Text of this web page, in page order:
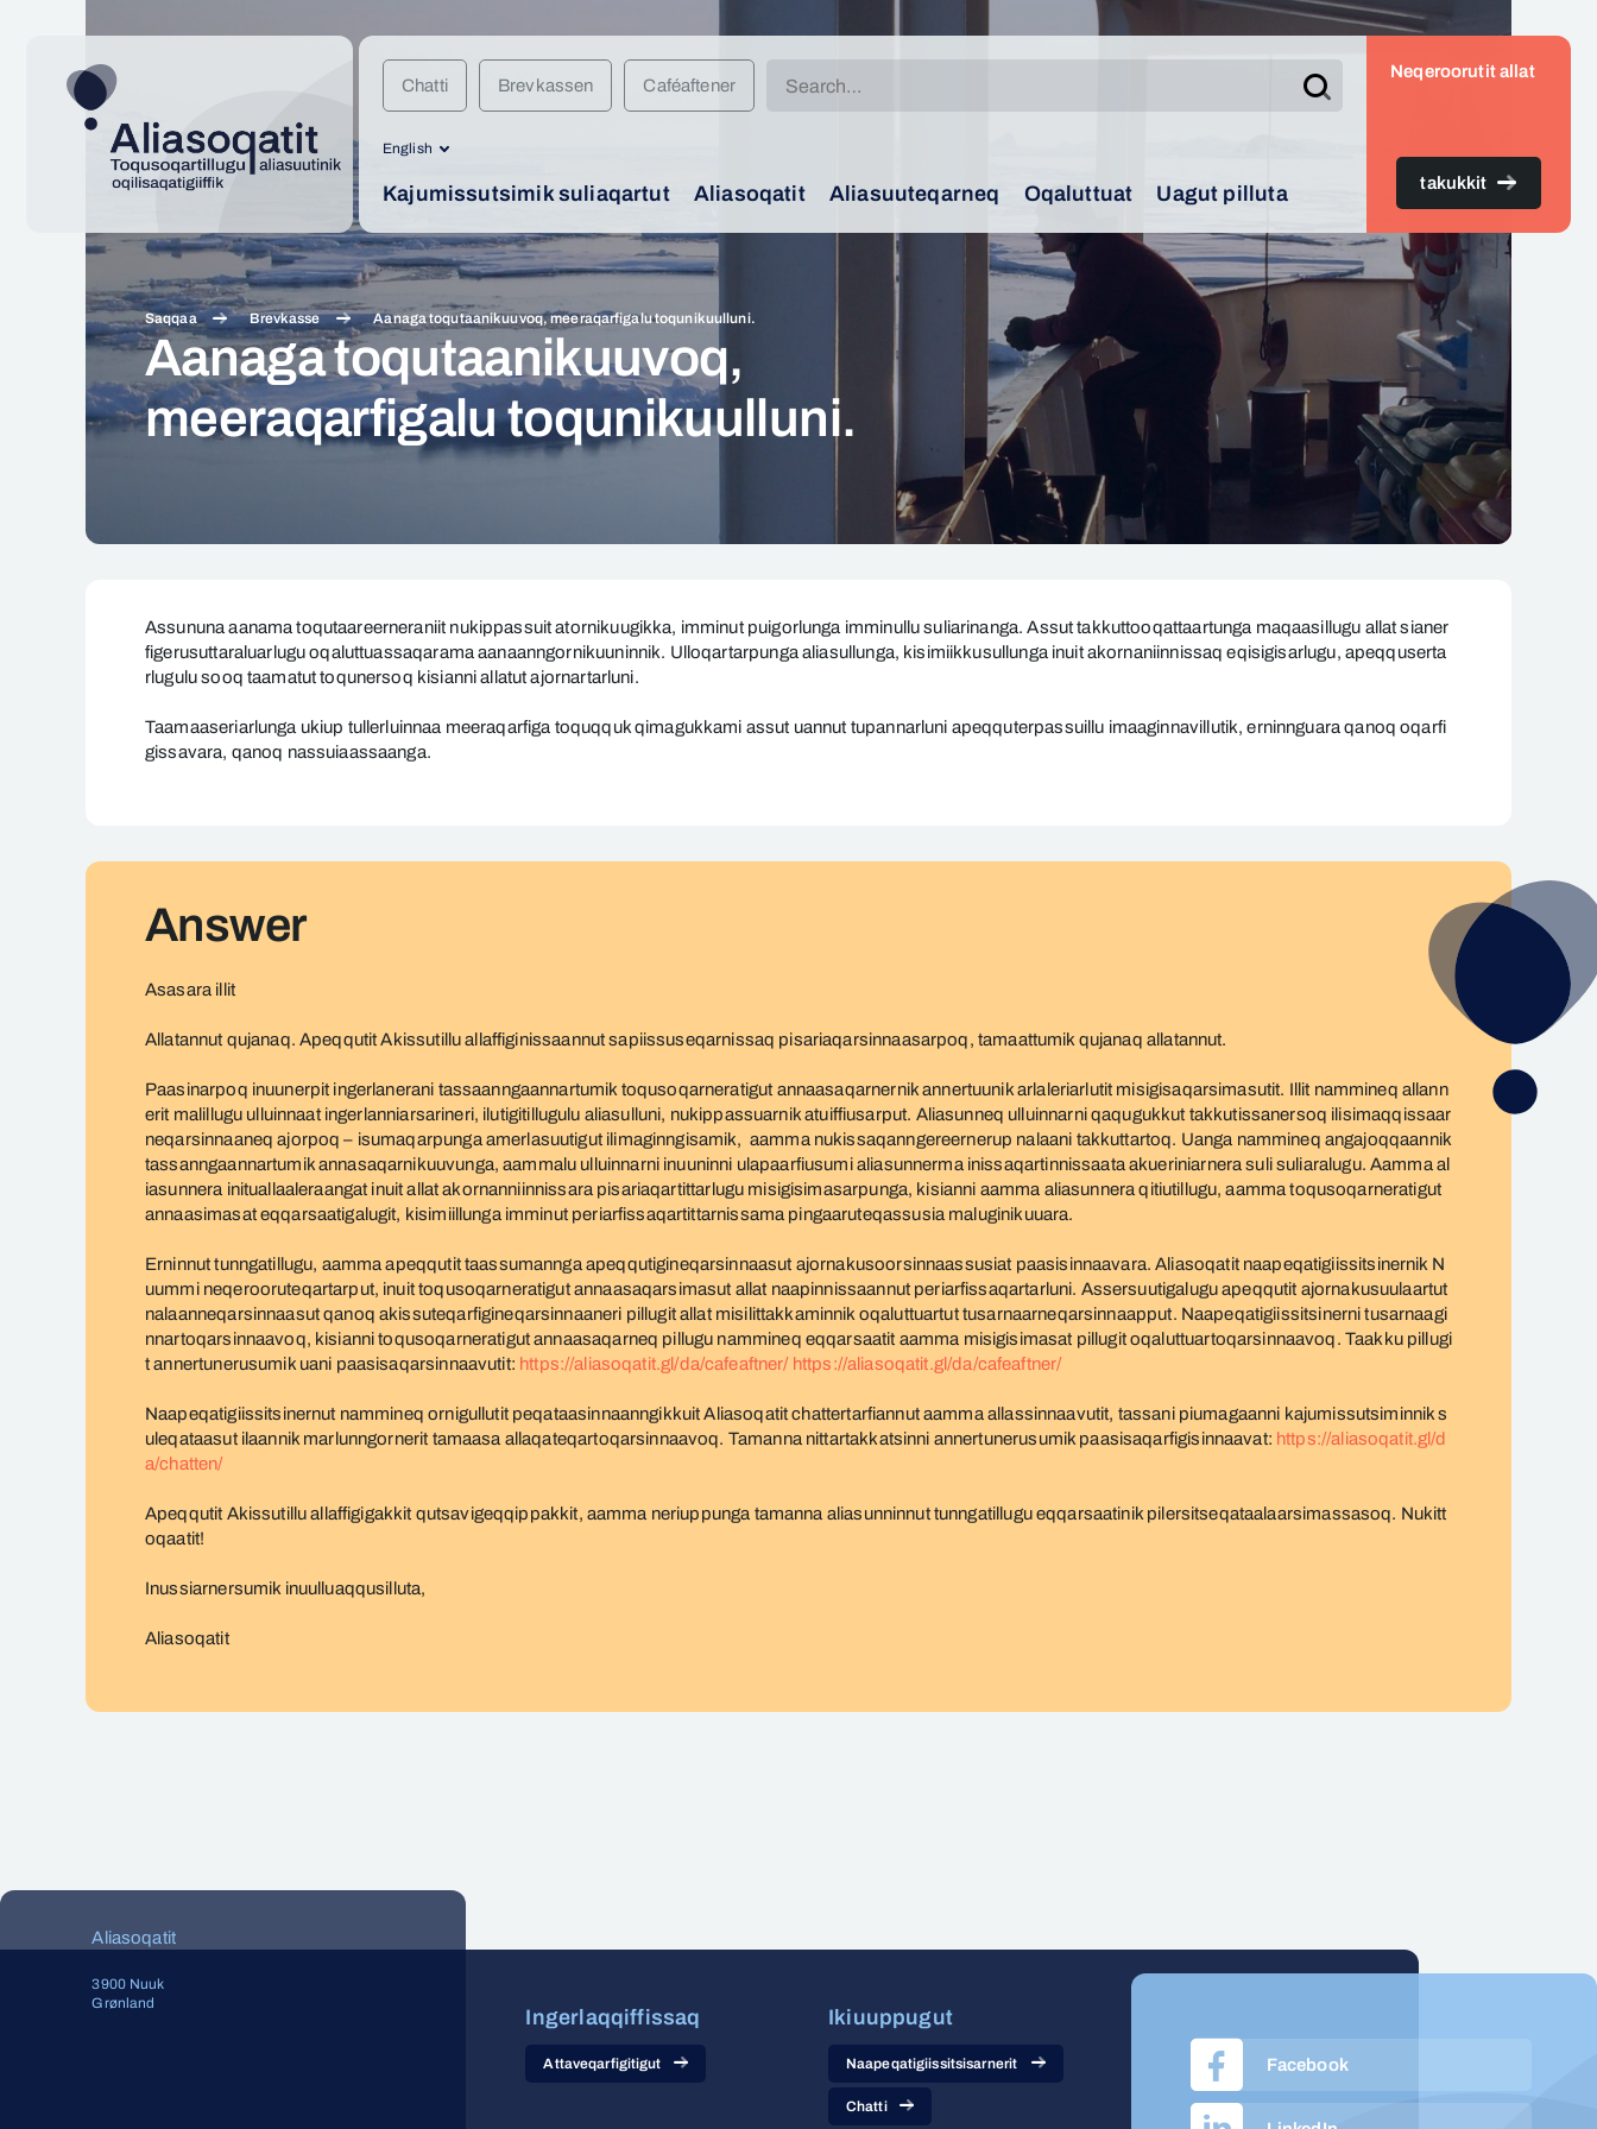
Chatti Brevkassen Caféaftener Search
English
Kajumissutsimik suliaqartut Aliasoqatit Aliasuuteqarneq Oqaluttuat Uagut pilluta
Neqeroorutit allat
takukkit
Saqqaa Brevkasse Aanaga toqutaanikuuvoq, meeraqarfigalu toqunikuulluni.
Aanaga toqutaanikuuvoq,
meeraqarfigalu toqunikuulluni.
toqutaanikuuvoq,
meeraqarfigalu
toqunikuulluni.
Assununa aanama toqutaareerneraniit nukippassuit atornikuugikka, imminut puigorlunga imminullu suliarinanga. Assut takkuttooqattaartunga maqaasillugu allat sianer
figerusuttaraluarlugu oqaluttuassaqarama aanaanngornikuuninnik. Ulloqartarpunga aliasullunga, kisimiikkusullunga inuit akornaniinnissaq eqisigisarlugu, apeqquserta
rlugulu sooq taamatut toqunersoq kisianni allatut ajornartarluni.
Taamaaseriarlunga ukiup tullerluinnaa meeraqarfiga toquqquk qimagukkami assut uannut tupannarluni apeqquterpassuillu imaaginnavillutik, erninnguara qanoq oqarfi
gissavara, qanoq nassuiaassaanga.
Answer
Asasara illit
Allatannut qujanaq. Apeqqutit Akissutillu allaffiginissaannut sapiissuseqarnissaq pisariaqarsinnaasarpoq, tamaattumik qujanaq allatannut.
Paasinarpoq inuunerpit ingerlanerani tassaanngaannartumik toqusoqarneratigut annaasaqarnernik annertuunik arlaleriarlutit misigisaqarsimasutit. Illit nammineq allann
erit malillugu ulluinnaat ingerlanniarsarineri, ilutigitillugulu aliasulluni, nukippassuarnik atuiffiusarput. Aliasunneq ulluinnarni qaqugukkut takkutissanersoq ilisimaqqissaar
neqarsinnaaneq ajorpoq – isumaqarpunga amerlasuutigut ilimaginngisamik, aamma nukissaqanngereernerup nalaani takkuttartoq. Uanga nammineq angajoqqaannik
tassanngaannartumik annasaqarnikuuvunga, aammalu ulluinnarni inuuninni ulapaarfiusumi aliasunnerma inissaqartinnissaata akueriniarnera suli suliaralugu. Aamma al
iasunnera inituallaaleraangat inuit allat akornanniinnissara pisariaqartittarlugu misigisimasarpunga, kisianni aamma aliasunnera qitiutillugu, aamma toqusoqarneratigut
annaasimasat eqqarsaatigalugit, kisimiillunga imminut periarfissaqartittarnissama pingaaruteqassusia maluginikuuara.
Erninnut tunngatillugu, aamma apeqqutit taassumannga apeqqutigineqarsinnaasut ajornakusoorsinnaassusiat paasisinnaavara. Aliasoqatit naapeqatigiissitsinernik N
uummi neqerooruteqartarput, inuit toqusoqarneratigut annaasaqarsimasut allat naapinnissaannut periarfissaqartarluni. Assersuutigalugu apeqqutit ajornakusuulaartut
nalaanneqarsinnaasut qanoq akissuteqarfigineqarsinnaaneri pillugit allat misilittakkaminnik oqaluttuartut tusarnaarneqarsinnaapput. Naapeqatigiissitsinerni tusarnaagi
nnartoqarsinnaavoq, kisianni toqusoqarneratigut annaasaqarneq pillugu nammineq eqqarsaatit aamma misigisimasat pillugit oqaluttuartoqarsinnaavoq. Taakku pillugi
t annertunerusumik uani paasisaqarsinnaavutit: https://aliasoqatit.gl/da/cafeaftner/ https://aliasoqatit.gl/da/cafeaftner/
Naapeqatigiissitsinernut nammineq ornigullutit peqataasinnaanngikkuit Aliasoqatit chattertarfiannut aamma allassinnaavutit, tassani piumagaanni kajumissutsiminnik s
uleqataasut ilaannik marlunngornerit tamaasa allaqateqartoqarsinnaavoq. Tamanna nittartakkatsinni annertunerusumik paasisaqarfigisinnaavat: https://aliasoqatit.gl/d
a/chatten/
Apeqqutit Akissutillu allaffigigakkit qutsavigeqqippakkit, aamma neriuppunga tamanna aliasunninnut tunngatillugu eqqarsaatinik pilersitseqataalaarsimassasoq. Nukitt
oqaatit!
Inussiarnersumik inuulluaqqusilluta,
Aliasoqatit
Aliasoqatit
3900 Nuuk
Grønland
Ingerlaqqiffissaq
Attaveqarfigitigut
Ikiuuppugut
Naapeqatigiissitsisarnerit
Chatti
Facebook